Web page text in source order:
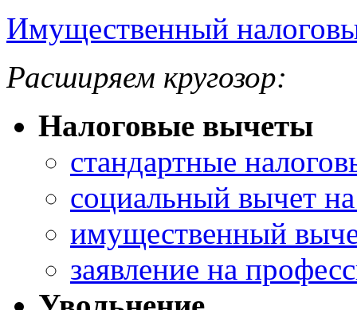
Имущественный
Расширяем кругозор:
Налоговые вычеты
стандартные
социальный вычет
имущественный
заявление на